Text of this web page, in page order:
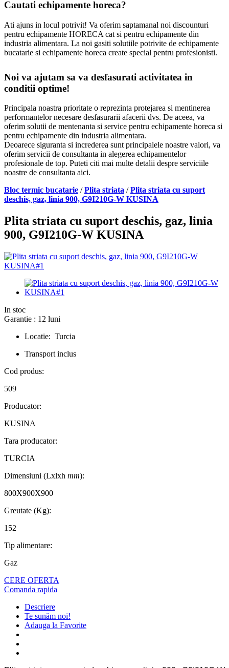
Cautati echipamente horeca?
Ati ajuns in locul potrivit! Va oferim saptamanal noi discounturi
pentru echipamente HORECA cat si pentru echipamente din
industria alimentara. La noi gasiti solutiile potrivite de echipamente
bucatarie si echipamente horeca create special pentru profesionisti.
Noi va ajutam sa va desfasurati activitatea in
conditii optime!
Principala noastra prioritate o reprezinta protejarea si mentinerea
performantelor necesare desfasurarii afacerii dvs. De aceea, va
oferim solutii de mentenanta si service pentru echipamente horeca si
pentru echipamente din industria alimentara.
Deoarece siguranta si increderea sunt principalele noastre valori, va
oferim servicii de consultanta in alegerea echipamentelor
profesionale de top. Puteti citi mai multe detalii despre serviciile
noastre de consultanta aici.
Bloc termic bucatarie /Plita striata /Plita striata cu suport
deschis, gaz, linia 900, G9I210G-W KUSINA
Plita striata cu suport deschis, gaz, linia
900, G9I210G-W KUSINA
In stoc
Garantie : 12 luni
Locatie: Turcia
Transport inclus
Cod produs:
509
Producator:
KUSINA
Tara producator:
TURCIA
Dimensiuni (Lxlxh mm):
800X900X900
Greutate (Kg):
152
Tip alimentare:
Gaz
CERE OFERTA
Comanda rapida
Descriere
Te sunăm noi!
Adauga la Favorite